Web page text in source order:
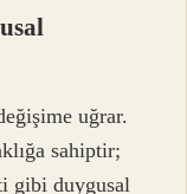
uğrar.
sahiptir;
gibi duygusal